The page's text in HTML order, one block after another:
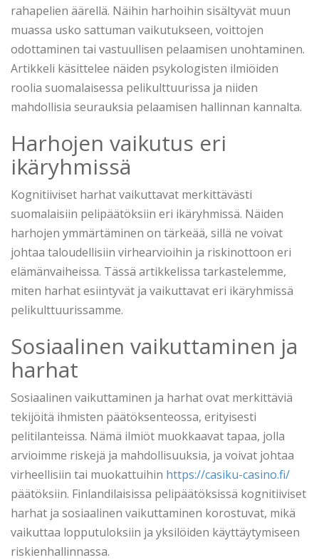
rahapelien äärellä. Näihin harhoihin sisältyvät muun
muassa usko sattuman vaikutukseen, voittojen
odottaminen tai vastuullisen pelaamisen unohtaminen.
Artikkeli käsittelee näiden psykologisten ilmiöiden
roolia suomalaisessa pelikulttuurissa ja niiden
mahdollisia seurauksia pelaamisen hallinnan kannalta.
Harhojen vaikutus eri
ikäryhmissä
Kognitiiviset harhat vaikuttavat merkittävästi
suomalaisiin pelipäätöksiin eri ikäryhmissä. Näiden
harhojen ymmärtäminen on tärkeää, sillä ne voivat
johtaa taloudellisiin virhearvioihin ja riskinottoon eri
elämänvaiheissa. Tässä artikkelissa tarkastelemme,
miten harhat esiintyvät ja vaikuttavat eri ikäryhmissä
pelikulttuurissamme.
Sosiaalinen vaikuttaminen ja
harhat
Sosiaalinen vaikuttaminen ja harhat ovat merkittäviä
tekijöitä ihmisten päätöksenteossa, erityisesti
pelitilanteissa. Nämä ilmiöt muokkaavat tapaa, jolla
arvioimme riskejä ja mahdollisuuksia, ja voivat johtaa
virheellisiin tai muokattuihin https://casiku-casino.fi/
päätöksiin. Finlandilaisissa pelipäätöksissä kognitiiviset
harhat ja sosiaalinen vaikuttaminen korostuvat, mikä
vaikuttaa lopputuloksiin ja yksilöiden käyttäytymiseen
riskienhallinnassa.